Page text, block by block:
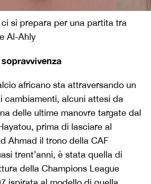
si prepara per una partita tra
Al-Ahly
africano sta attraversando un
cambiamenti, alcuni attesi da
delle ultime manovre targate dal
prima di lasciare al
Ahmad il trono della CAF
trent’anni, è stata quella di
della Champions League